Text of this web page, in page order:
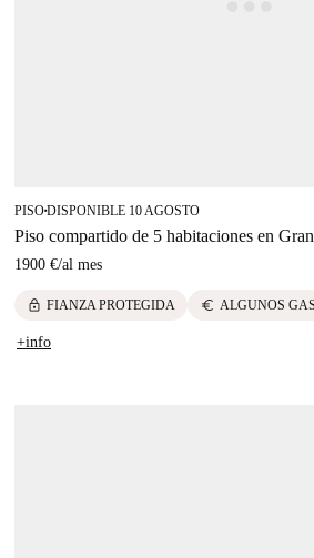
PISO■DISPONIBLE 10 AGOSTO
Piso compartido de 5 habitaciones en
1900 €/al mes
lock FIANZA PROTEGIDA euro ALGUNOS
+info